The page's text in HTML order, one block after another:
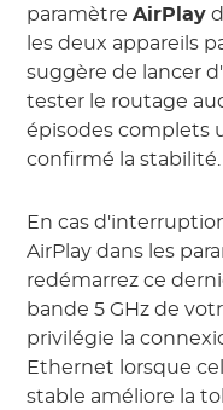
paramètreAirPlay
les deux appareils
suggère de lancer
tester le routage
épisodes complets
confirmé la stabilité.
En cas
AirPlay dans les
redémarrez ce
bande 5 GHz de
privilégie la
Ethernet lorsque
stable améliore la